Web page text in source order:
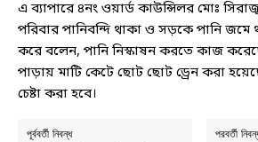
এ ব্যাপারে ৪নং ওয়ার্ড কাউন্সিলর মোঃ
পরিবার পানিবন্দি থাকা ও সড়কে পানি জমে
করে বলেন, পানি নিস্কাষন করতে কাজ
পাড়ায় মাটি কেটে ছোট ছোট ড্রেন করা
চেষ্টা করা হবে।
পূর্ববর্তী নিবন্ধ পরবর্তী